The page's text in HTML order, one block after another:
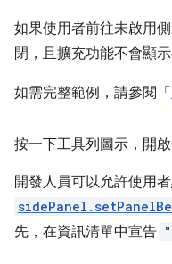
如果使用者前往未啟用
閉，且擴充功能不會顯
如需完整範例，請參閱「
按一下工具列圖示，開
開發人員可以允許使用
先，在資訊清單中宣告